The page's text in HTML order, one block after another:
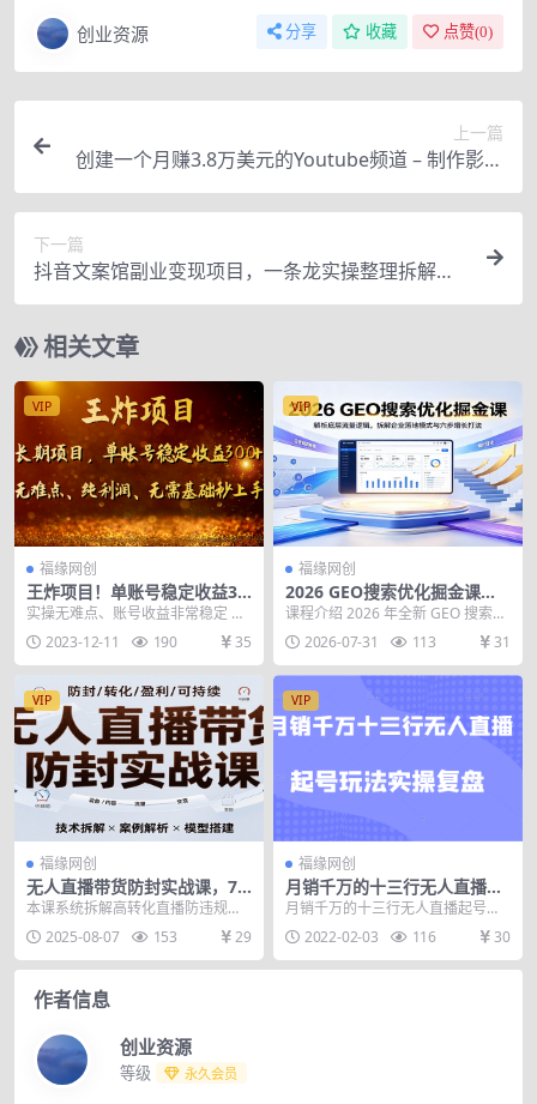
创业资源 分享 收藏 点赞(0)
上一篇
创建一个月赚3.8万美元的Youtube频道 – 制作影视
明星对比视频赚钱
下一篇
抖音文案馆副业变现项目，一条龙实操整理拆解，
小白看完直接上手！
相关文章
VIP
福缘网创
王炸项目！单账号稳定收益30
0+，适合长期操作的副业兼
职。
实操无难点、账号收益非常稳定 收
入纯利润、不需要基础，新手小白
都能秒上手 纯绿色...
2023-12-11 190 35
VIP
福缘网创
2026 GEO搜索优化掘金课：
解析底层流量逻辑，拆解企业
落地模式与六步增长打法
课程介绍 2026 年全新 GEO 搜索流
量成为低成本蓝海风口，多数企业
与从业者...
2026-07-31 113 31
VIP
福缘网创
无人直播带货防封实战课，7
天掌握高转化直播技术，实现
单场GMV破万可持续模型
本课系统拆解高转化直播防违规全
链：从多平台适配（抖音/视频号/小
红书起号策略）到...
2025-08-07 153 29
VIP
福缘网创
月销千万的十三行无人直播起
号玩法实操复盘教程
月销千万的十三行无人直播起号玩
法实操复盘教程
2022-02-03 116 30
作者信息
创业资源
等级 永久会员